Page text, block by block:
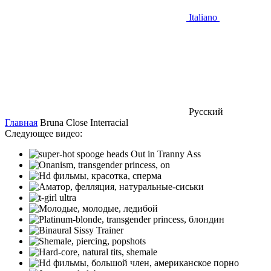
Italiano
Русский
Главная Bruna Close Interracial
Следующее видео: